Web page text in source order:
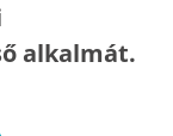
alkalmát.